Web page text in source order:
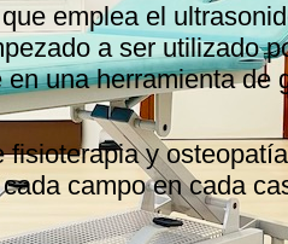
emplea el
a ser utilizado
una herramienta de
y
campo en cada